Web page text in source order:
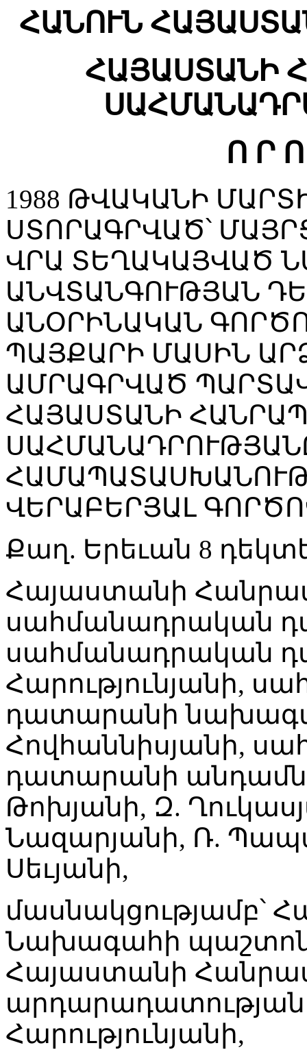
ՀԱՆՈՒՆ
ՀԱՅԱՍՏԱՆԻ
Ո Ր
1988 ԹՎԱԿԱՆԻ
ՍՏՈՐԱԳՐՎԱԾ՝
ՎՐԱ ՏԵՂԱԿԱՅՎԱԾ
ԱՆՎՏԱՆԳՈՒԹՅԱՆ
ԱՆՕՐԻՆԱԿԱՆ
ՊԱՅՔԱՐԻ ՄԱՍԻՆ
ԱՄՐԱԳՐՎԱԾ
ՀԱՅԱՍՏԱՆԻ
ՎԵՐԱԲԵՐՅԱԼ
Քաղ. Երեւան 8
Հայաստանի
սահմանադրական
սահմանադրական
Հարությունյանի,
դատարանի
Հովհաննիսյանի,
դատարանի
Թոխյանի, Զ.
Նազարյանի, Ռ.
Սեւյանի,
մասնակցությամբ՝
Նախագահի
Հայաստանի
Հարությունյանի,